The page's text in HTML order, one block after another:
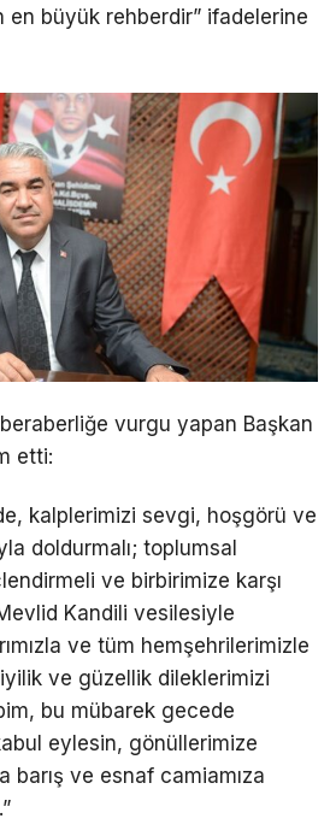
en büyük rehberdir” ifadelerine
vurgu yapan Başkan
etti:
kalplerimizi sevgi, hoşgörü ve
doldurmalı; toplumsal
ve birbirimize karşı
Mevlid Kandili vesilesiyle
ve tüm hemşehrilerimizle
iyilik ve güzellik dileklerimizi
bu mübarek gecede
eylesin, gönüllerimize
barış ve esnaf camiamıza